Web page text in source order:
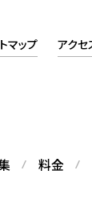
マップ アクセ
料金